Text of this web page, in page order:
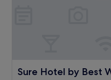
Sure Hotel by Best
Sure Hotel by Best